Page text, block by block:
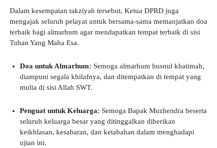
Dalam kesempatan takziyah tersebut, Ketua DPRD juga
mengajak seluruh pelayat untuk bersama-sama memanjatkan doa
terbaik bagi almarhum agar mendapatkan tempat terbaik di sisi
Tuhan Yang Maha Esa.
Doa untuk Almarhum: Semoga almarhum husnul khatimah,
diampuni segala khilafnya, dan ditempatkan di tempat yang
mulia di sisi Allah SWT.
Penguat untuk Keluarga: Semoga Bapak Muzhendra beserta
seluruh keluarga besar yang ditinggalkan diberikan
keikhlasan, kesabaran, dan ketabahan dalam menghadapi
ujian ini.